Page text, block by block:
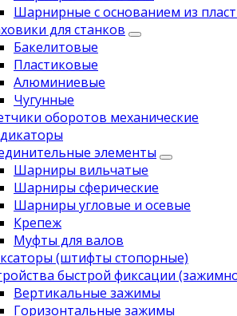
Шарнирные с основанием из
для станков
Бакелитовые
Пластиковые
Алюминиевые
Чугунные
оборотов механические
элементы
Шарниры вильчатые
Шарниры сферические
Шарниры угловые и осевые
Крепеж
Муфты для валов
(штифты стопорные)
быстрой фиксации
Вертикальные зажимы
Горизонтальные зажимы